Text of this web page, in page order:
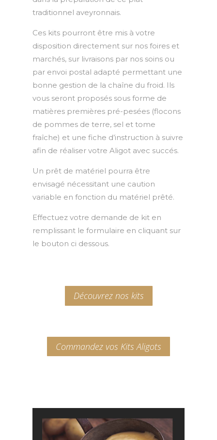
traditionnel aveyronnais.
Ces kits pourront être mis à votre
disposition directement sur nos foires et
marchés, sur livraisons par nos soins ou
par envoi postal adapté permettant une
bonne gestion de la chaîne du froid. Ils
vous seront proposés sous forme de
matières premières pré-pesées (flocons
de pommes de terre, sel et tome
fraîche) et une fiche d’instruction à suivre
afin de réaliser votre Aligot avec succés.
Un prêt de matériel pourra être
envisagé nécessitant une caution
variable en fonction du matériel prêté.
Effectuez votre demande de kit en
remplissant le formulaire en cliquant sur
le bouton ci dessous.
Découvrez nos kits
Commandez vos Kits Aligots